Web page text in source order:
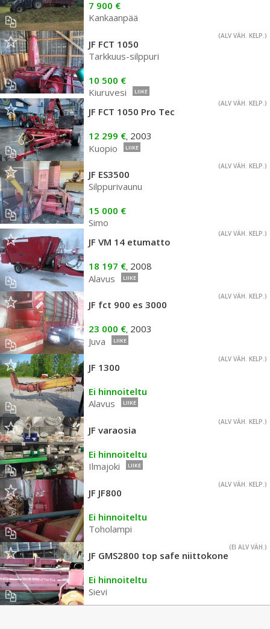
7 900 €
Kankaanpää
(ALV VÄH. KELP.)
JF FCT 1050
Tarkkuus-silppuri
10 500 €
Kiuruvesi
LIIKE
(ALV VÄH. KELP.)
JF FCT 1050 Pro Tec
12 299 €, 2003
Kuopio
LIIKE
(ALV VÄH. KELP.)
JF ES3500
Silppurivaunu
15 000 €
Simo
(ALV VÄH. KELP.)
JF VM 14 etumatto
18 197 €, 2008
Alavus
LIIKE
(ALV VÄH. KELP.)
JF fct 900 es 3000
23 000 €, 2003
Juva
LIIKE
(ALV VÄH. KELP.)
JF 1300
Ei hinnoiteltu
Alavus
LIIKE
(ALV VÄH. KELP.)
JF varaosia
Ei hinnoiteltu
Ilmajoki
LIIKE
(ALV VÄH. KELP.)
JF JF800
Ei hinnoiteltu
Toholampi
(EI ALV VÄH.)
JF GMS2800 top safe niittokone
Ei hinnoiteltu
Sievi